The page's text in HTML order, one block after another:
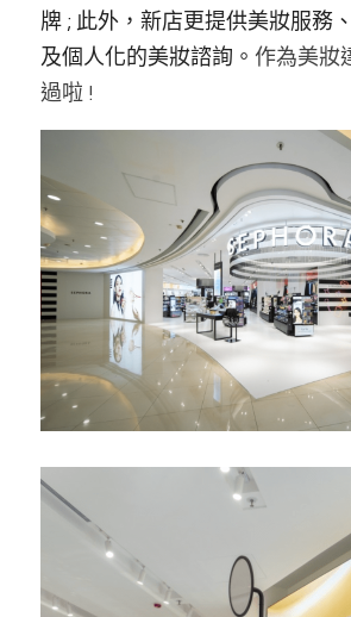
牌 ; 此外，新店更提供美妝服務
及個人化的美妝諮詢。 作為美妝
過啦 !